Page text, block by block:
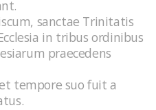
sanctae Trinitatis
in tribus ordinibus
praecedens
tempore suo fuit a